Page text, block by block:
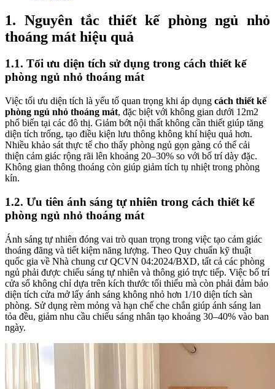
1. Nguyên tắc thiết kế phòng ngủ nhỏ
thoáng mát hiệu quả
1.1. Tối ưu diện tích sử dụng trong cách thiết kế
phòng ngủ nhỏ thoáng mát
Việc tối ưu diện tích là yếu tố quan trọng khi áp dụng cách thiết kế
phòng ngủ nhỏ thoáng mát, đặc biệt với không gian dưới 12m2
phổ biến tại các đô thị. Giảm bớt nội thất không cần thiết giúp tăng
diện tích trống, tạo điều kiện lưu thông không khí hiệu quả hơn.
Nhiều khảo sát thực tế cho thấy phòng ngủ gọn gàng có thể cải
thiện cảm giác rộng rãi lên khoảng 20–30% so với bố trí dày đặc.
Không gian thông thoáng còn giúp giảm tích tụ nhiệt trong phòng
kín.
1.2. Ưu tiên ánh sáng tự nhiên trong cách thiết kế
phòng ngủ nhỏ thoáng mát
Ánh sáng tự nhiên đóng vai trò quan trọng trong việc tạo cảm giác
thoáng đãng và tiết kiệm năng lượng. Theo Quy chuẩn kỹ thuật
quốc gia về Nhà chung cư QCVN 04:2024/BXD, tất cả các phòng
ngủ phải được chiếu sáng tự nhiên và thông gió trực tiếp. Việc bố trí
cửa sổ không chỉ dựa trên kích thước tối thiểu mà còn phải đảm bảo
diện tích cửa mở lấy ánh sáng không nhỏ hơn 1/10 diện tích sàn
phòng. Sử dụng rèm mỏng và hạn chế che chắn giúp ánh sáng lan
tỏa đều, giảm nhu cầu chiếu sáng nhân tạo khoảng 30–40% vào ban
ngày.